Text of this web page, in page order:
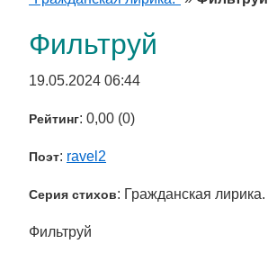
Фильтруй
19.05.2024 06:44
Рейтинг: 0,00 (0)
Поэт: ravel2
Серия стихов: Гражданская лирика.
Фильтруй